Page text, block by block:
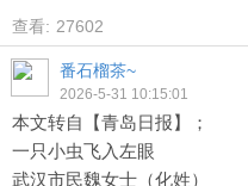
查看: 27602
番石榴茶~
2026-5-31 10:15:01
本文转自【青岛日报】；
一只小虫飞入左眼
武汉市民魏女士（化姓）